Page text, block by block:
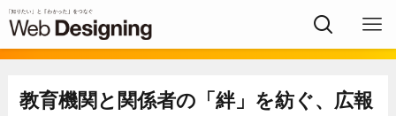
教育機関と関係者の「絆」を紡ぐ、広報